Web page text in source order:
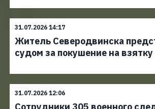
31.07.2026 14:17
Житель Северодвинска
судом за покушение на взятку
31.07.2026 12:06